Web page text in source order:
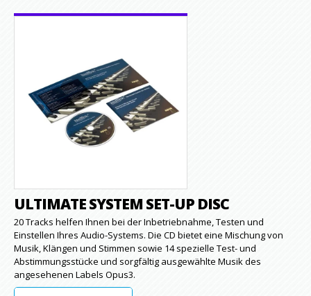
ULTIMATE SYSTEM SET-UP DISC
20 Tracks helfen Ihnen bei der Inbetriebnahme, Testen und
Einstellen Ihres Audio-Systems. Die CD bietet eine Mischung von
Musik, Klängen und Stimmen sowie 14 spezielle Test- und
Abstimmungsstücke und sorgfältig ausgewählte Musik des
angesehenen Labels Opus3.